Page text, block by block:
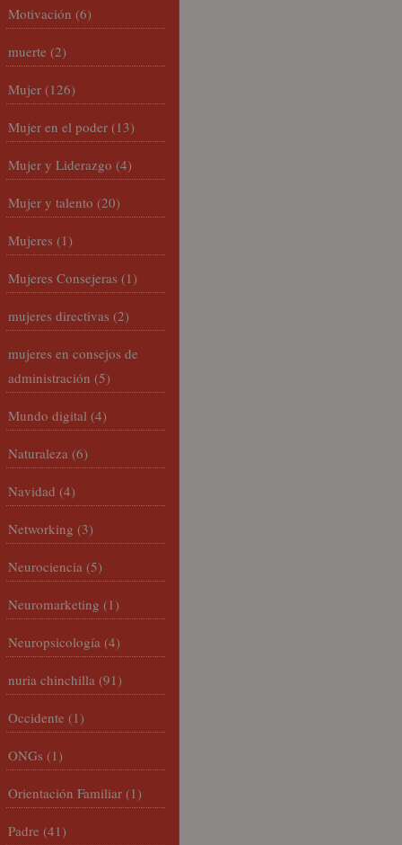
Motivación (6)
muerte (2)
Mujer (126)
Mujer en el poder (13)
Mujer y Liderazgo (4)
Mujer y talento (20)
Mujeres (1)
Mujeres Consejeras (1)
mujeres directivas (2)
mujeres en consejos de
administración (5)
Mundo digital (4)
Naturaleza (6)
Navidad (4)
Networking (3)
Neurociencia (5)
Neuromarketing (1)
Neuropsicología (4)
nuria chinchilla (91)
Occidente (1)
ONGs (1)
Orientación Familiar (1)
Padre (41)